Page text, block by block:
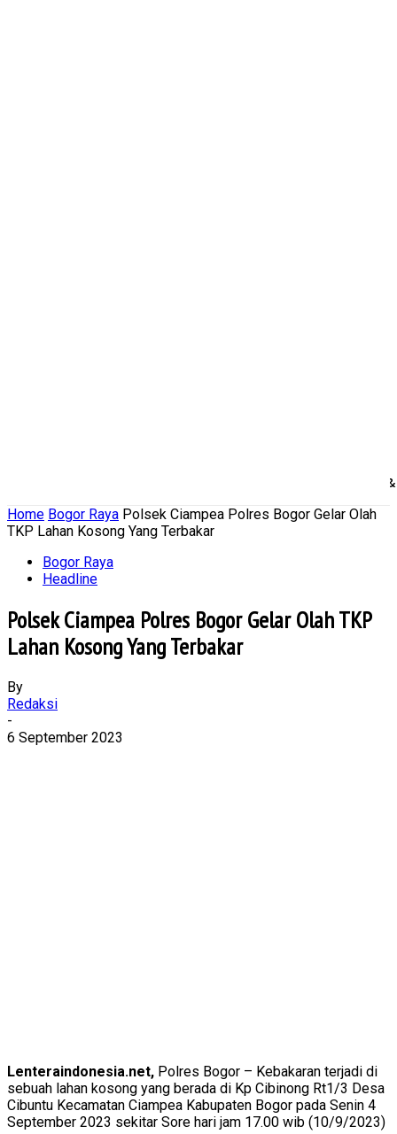
Politik
Home Bogor Raya Polsek Ciampea Polres Bogor Gelar Olah
TKP Lahan Kosong Yang Terbakar
Bogor Raya
Headline
Polsek Ciampea Polres Bogor Gelar Olah TKP
Lahan Kosong Yang Terbakar
By
Redaksi
-
6 September 2023
Lenteraindonesia.net, Polres Bogor – Kebakaran terjadi di
sebuah lahan kosong yang berada di Kp Cibinong Rt1/3 Desa
Cibuntu Kecamatan Ciampea Kabupaten Bogor pada Senin 4
September 2023 sekitar Sore hari jam 17.00 wib (10/9/2023)